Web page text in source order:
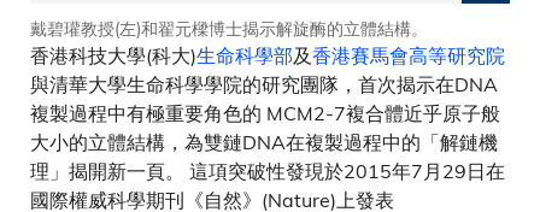
戴碧瓘教授(左)和翟元樑博士揭示解旋酶的立體結構。
香港科技大學(科大)生命科學部及香港賽馬會高等研究院
與清華大學生命科學學院的研究團隊，首次揭示在DNA
複製過程中有極重要角色的 MCM2-7複合體近乎原子般
大小的立體結構，為雙鏈DNA在複製過程中的「解鏈機
理」揭開新一頁。 這項突破性發現於2015年7月29日在
國際權威科學期刊《自然》(Nature)上發表